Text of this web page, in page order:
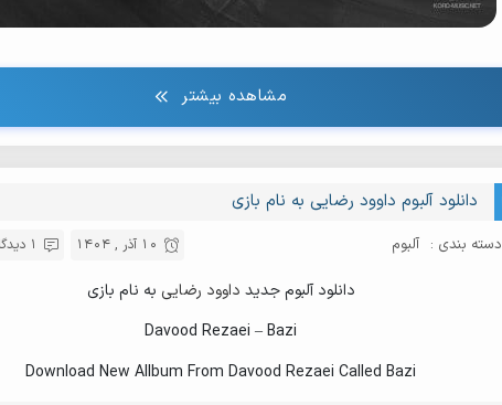
مشاهده بیشتر
دانلود آلبوم داوود رضایی به نام بازی
دسته بندی : آلبوم 1 دیدگاه 10 آذر , 1404
دانلود آلبوم جدید داوود رضایی به نام بازی
Davood Rezaei – Bazi
Download New Allbum From Davood Rezaei Called Bazi